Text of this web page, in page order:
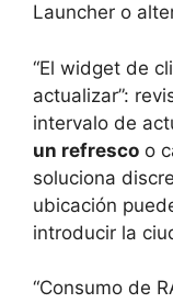
Launcher o
“El widget de
actualizar”:
intervalo de
un refresco o
soluciona
ubicación
introducir la
“Consumo de